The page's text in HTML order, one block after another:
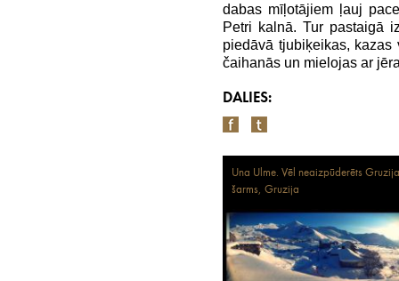
dabas mīļotājiem ļauj
Petri kalnā. Tur pastaigā
piedāvā tjubiķeikas,
čaihanās un mielojas ar
DALIES:
Una Ulme. Vēl neaizpūderēts
šarms, Gruzija